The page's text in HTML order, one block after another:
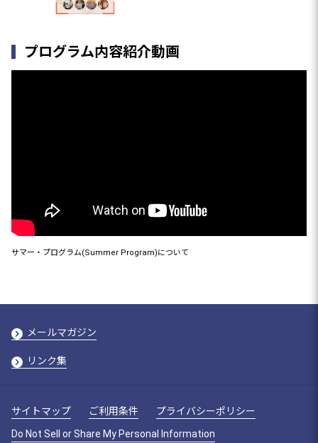
プログラム内容紹介動画
サマー・プログラム(Summer Program)について
メールマガジン
リンク集
サイトマップ ご利用条件
プライバシーポリシー
Do Not Sell or Share My Personal Information